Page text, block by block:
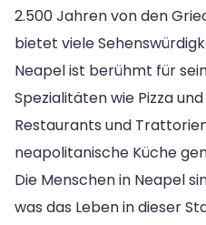
2.500 Jahren von den
bietet viele
Neapel ist berühmt für
Spezialitäten wie Pizza
Restaurants und
neapolitanische Küche
Die Menschen in Neapel
was das Leben in dieser